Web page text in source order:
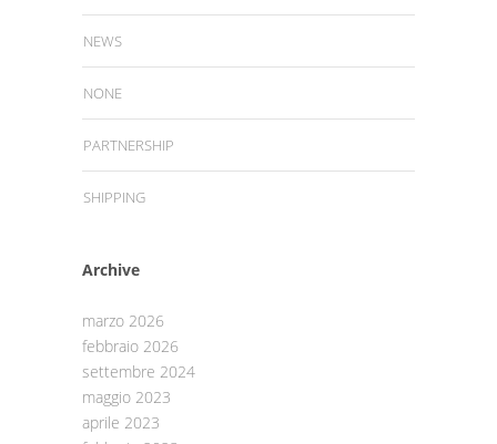
NEWS
NONE
PARTNERSHIP
SHIPPING
Archive
marzo 2026
febbraio 2026
settembre 2024
maggio 2023
aprile 2023